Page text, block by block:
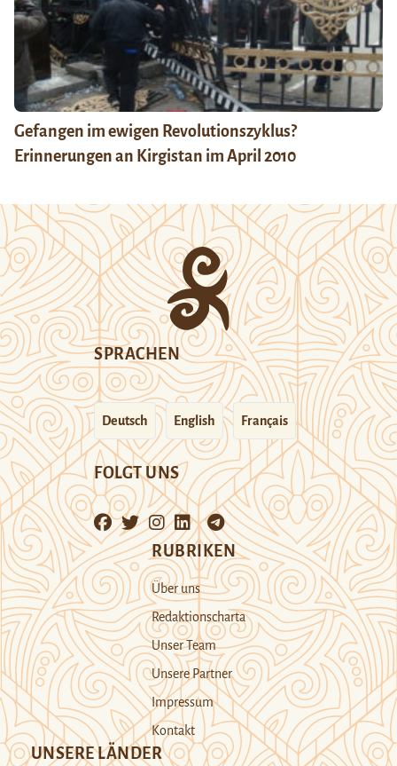
Gefangen im ewigen Revolutionszyklus?
Erinnerungen an Kirgistan im April 2010
SPRACHEN
Deutsch English Français
FOLGT UNS
RUBRIKEN
Über uns
Redaktionscharta
Unser Team
Unsere Partner
Impressum
Kontakt
UNSERE LÄNDER